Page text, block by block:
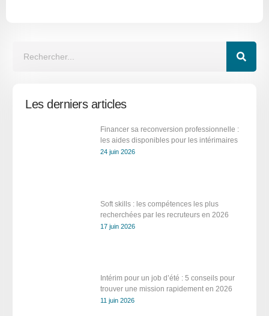
Les derniers articles
Financer sa reconversion professionnelle :
les aides disponibles pour les intérimaires
24 juin 2026
Soft skills : les compétences les plus
recherchées par les recruteurs en 2026
17 juin 2026
Intérim pour un job d’été : 5 conseils pour
trouver une mission rapidement en 2026
11 juin 2026